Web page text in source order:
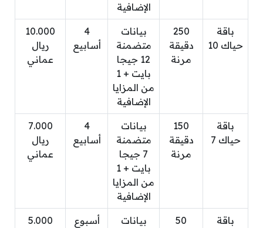
الإضافية
باقة
حياك 10
250
دقيقة
مرنة
بيانات
متضمنة
12 جيجا
بايت + 1
من المزايا
الإضافية
4
أسابيع
10.000
ريال
عماني
باقة
حياك 7
150
دقيقة
مرنة
بيانات
متضمنة
7 جيجا
بايت + 1
من المزايا
الإضافية
4
أسابيع
7.000
ريال
عماني
باقة
50
بيانات
أسبوع
5.000